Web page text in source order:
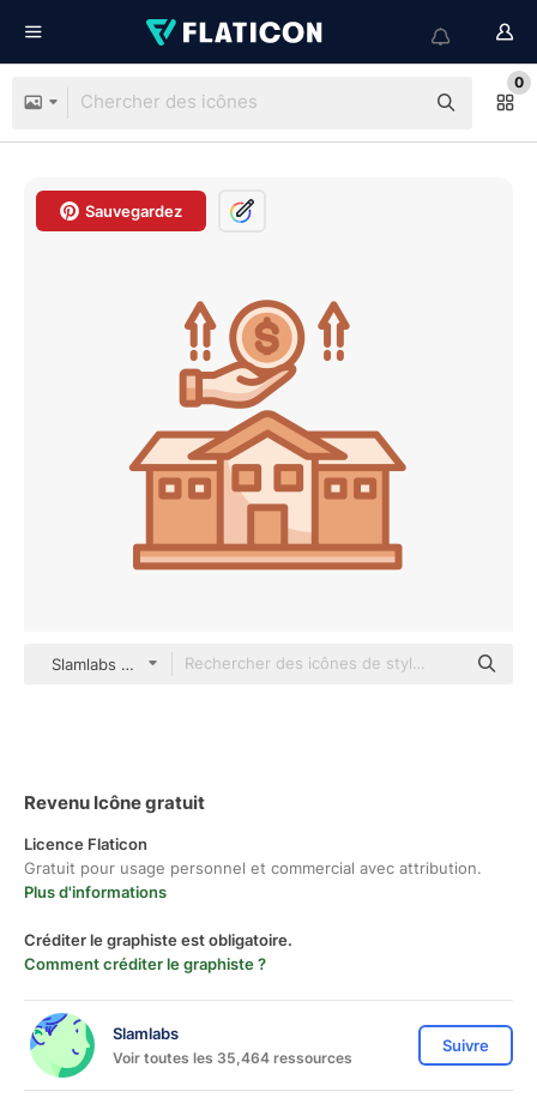
0
Sauvegardez
Slamlabs color lineal-color
Revenu Icône gratuit
Licence Flaticon
Gratuit pour usage personnel et commercial avec attribution.
Plus d'informations
Créditer le graphiste est obligatoire.
Comment créditer le graphiste ?
Slamlabs
Voir toutes les 35,464 ressources
Suivre